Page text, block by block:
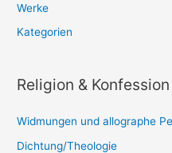
Werke
Kategorien
Religion & Konfession
Widmungen und allographe
Dichtung/Theologie